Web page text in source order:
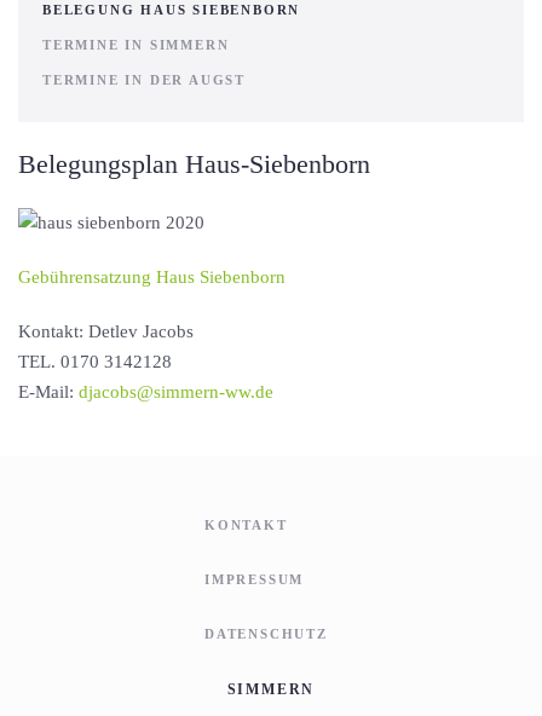
BELEGUNG HAUS SIEBENBORN
TERMINE IN SIMMERN
TERMINE IN DER AUGST
Belegungsplan Haus-Siebenborn
Gebührensatzung Haus Siebenborn
Kontakt: Detlev Jacobs
TEL. 0170 3142128
E-Mail: djacobs@simmern-ww.de
KONTAKT
IMPRESSUM
DATENSCHUTZ
SIMMERN